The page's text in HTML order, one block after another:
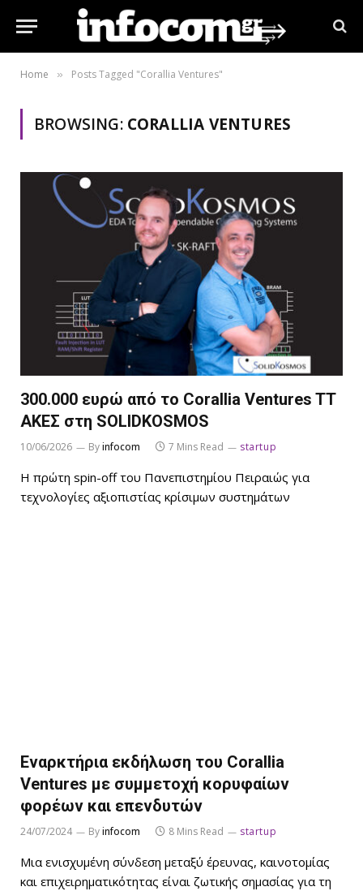
Home » Posts Tagged "Corallia Ventures"
BROWSING: CORALLIA VENTURES
300.000 ευρώ από τo Corallia Ventures TT
ΑΚΕΣ στη SOLIDKOSMOS
10/06/2026 Byinfocom 7 Mins Read startup
Η πρώτη spin-off του Πανεπιστημίου Πειραιώς για
τεχνολογίες αξιοπιστίας κρίσιμων συστημάτων
Εναρκτήρια εκδήλωση του Corallia
Ventures με συμμετοχή κορυφαίων
φορέων και επενδυτών
24/07/2024 Byinfocom 8 Mins Read startup
Μια ενισχυμένη σύνδεση μεταξύ έρευνας, καινοτομίας
και επιχειρηματικότητας είναι ζωτικής σημασίας για τη